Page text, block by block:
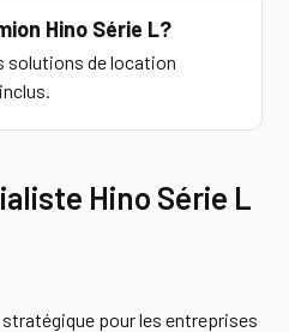
Hino Série L?
solutions de location
Hino Série L
pour les entreprises